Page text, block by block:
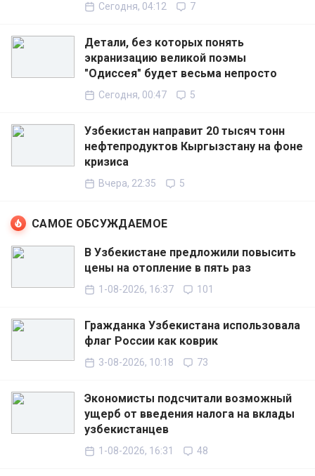
Сегодня, 04:12 7
Детали, без которых понять
экранизацию великой поэмы
"Одиссея" будет весьма непросто
Сегодня, 00:47 5
Узбекистан направит 20 тысяч тонн
нефтепродуктов Кыргызстану на фоне
кризиса
Вчера, 22:35 5
САМОЕ ОБСУЖДАЕМОЕ
В Узбекистане предложили повысить
цены на отопление в пять раз
1-08-2026, 16:37 101
Гражданка Узбекистана использовала
флаг России как коврик
3-08-2026, 10:18 73
Экономисты подсчитали возможный
ущерб от введения налога на вклады
узбекистанцев
1-08-2026, 16:31 48